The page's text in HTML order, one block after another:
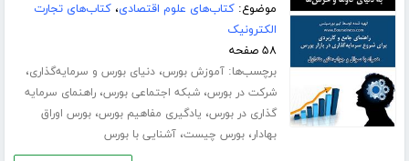
موضوع:کتاب‌های علوم اقتصادی،کتاب‌های تجارت
الکترونیک
۵۸ صفحه
برچسب‌ها:آموزش بورس،دنیای بورس و سرمایه‌گذاری،
شرکت در بورس،شبکه اجتماعی بورس،راهنمای سرمایه
گذاری در بورس، یادگیری مفاهیم بورس،بورس اوراق
بهادار،بورس چیست،آشنایی با بورس